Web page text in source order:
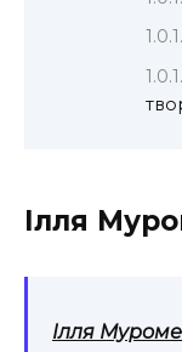
Ілля
Ілля